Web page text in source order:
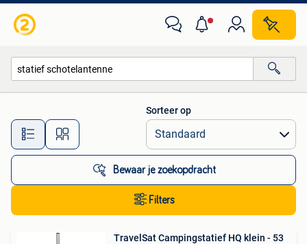
Alle afstanden…
Sorteer op
Bewaar je zoekopdracht
Filters
TravelSat Campingstatief HQ klein - 53